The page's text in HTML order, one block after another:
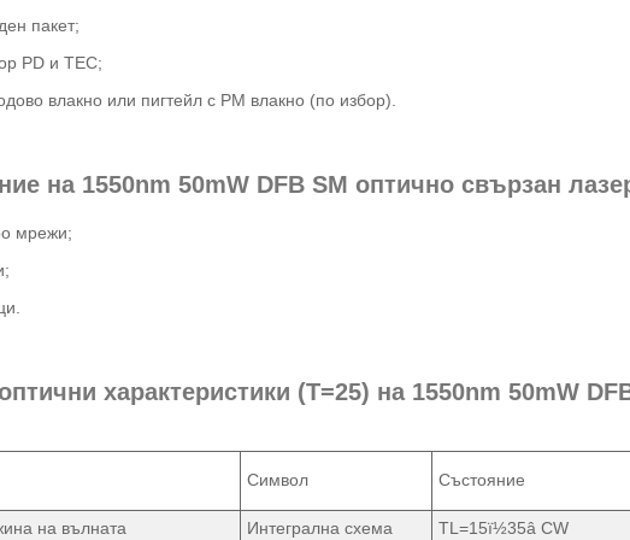
пакет;
PD и TEC;
влакно или пигтейл с PM влакно (по избор).
на 1550nm 50mW DFB SM оптично свързан
мрежи;
характеристики (T=25) на 1550nm 50mW
Символ Състояние
на вълната
Интегрална схема TL=15ï½35â CW